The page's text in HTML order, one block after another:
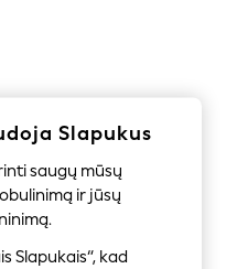
Slapukus
saugų mūsų
ir jūsų
Slapukais“, kad